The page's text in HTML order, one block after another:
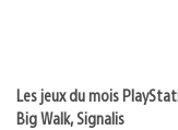
Les jeux du mois
Big Walk, Signalis